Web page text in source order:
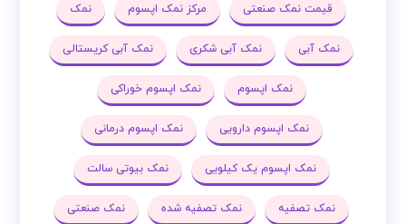
قیمت نمک صنعتی مرکز نمک اپسوم نمک
نمک آبی نمک آبی شکری نمک آبی کریستالی
نمک اپسوم نمک اپسوم خوراکی
نمک اپسوم دارویی نمک اپسوم درمانی
نمک اپسوم یک کیلویی نمک بیوتی سالت
نمک تصفیه نمک تصفیه شده نمک صنعتی